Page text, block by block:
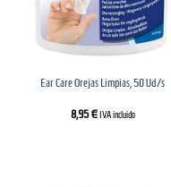
Ear Care Orejas Limpias, 50 Ud/s
8,95€ IVA incluido